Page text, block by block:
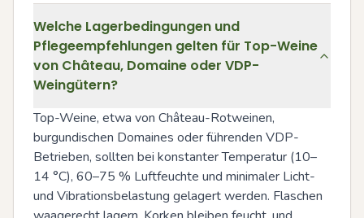
Welche Lagerbedingungen und
Pflegeempfehlungen gelten für Top-Weine
von Château, Domaine oder VDP-
Weingütern?
Top-Weine, etwa von Château-Rotweinen,
burgundischen Domaines oder führenden VDP-
Betrieben, sollten bei konstanter Temperatur (10–
14 °C), 60–75 % Luftfeuchte und minimaler Licht-
und Vibrationsbelastung gelagert werden. Flaschen